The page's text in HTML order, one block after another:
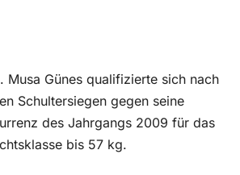
Musa Günes qualifizierte sich nach
Schultersiegen gegen seine
des Jahrgangs 2009 für das
bis 57 kg.